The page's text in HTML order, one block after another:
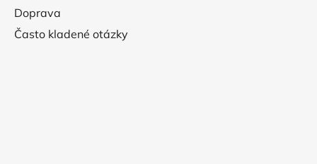
Doprava
Často kladené otázky